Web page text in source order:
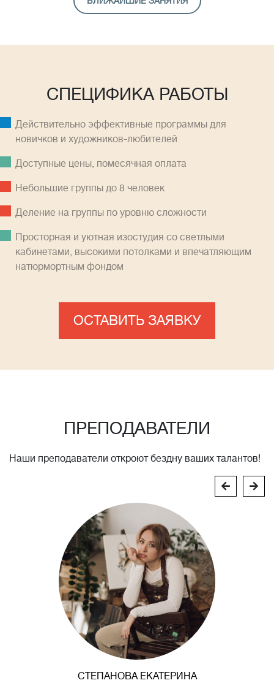
СПЕЦИФИКА РАБОТЫ
Действительно эффективные программы для
новичков и художников-любителей
Доступные цены, помесячная оплатa
Небольшие группы до 8 человек
Деление на группы по уровню сложности
Просторная и уютная изостудия со светлыми
кабинетами, высокими потолками и впечатляющим
натюрмортным фондом
ОСТАВИТЬ ЗАЯВКУ
ПРЕПОДАВАТЕЛИ
Наши преподаватели откроют бездну ваших талантов!
СТЕПАНОВА ЕКАТЕРИНА